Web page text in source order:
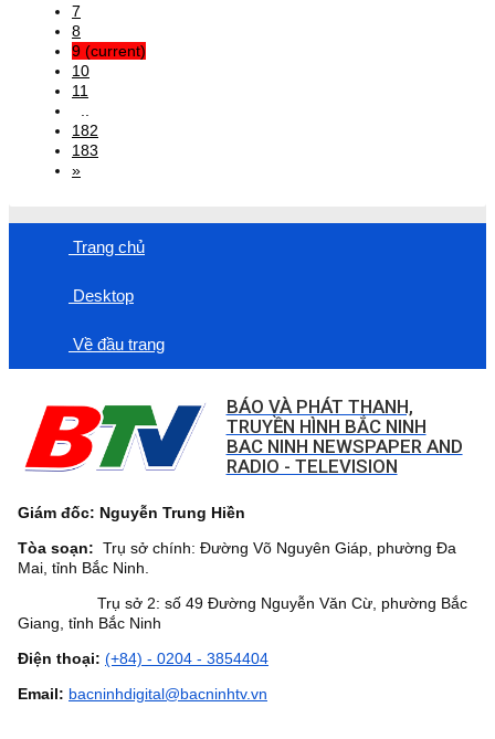
7
8
9 (current)
10
11
182
183
»
Trang chủ
Desktop
Về đầu trang
BÁO VÀ PHÁT THANH,
TRUYỀN HÌNH BẮC NINH
BAC NINH NEWSPAPER AND
RADIO - TELEVISION
Giám đốc: Nguyễn Trung Hiền
Tòa soạn: Trụ sở chính: Đường Võ Nguyên Giáp, phường Đa
Mai, tỉnh Bắc Ninh.
Trụ sở 2: số 49 Đường Nguyễn Văn Cừ, phường Bắc
Giang, tỉnh Bắc Ninh
Điện thoại: (+84) - 0204 - 3854404
Email: bacninhdigital@bacninhtv.vn